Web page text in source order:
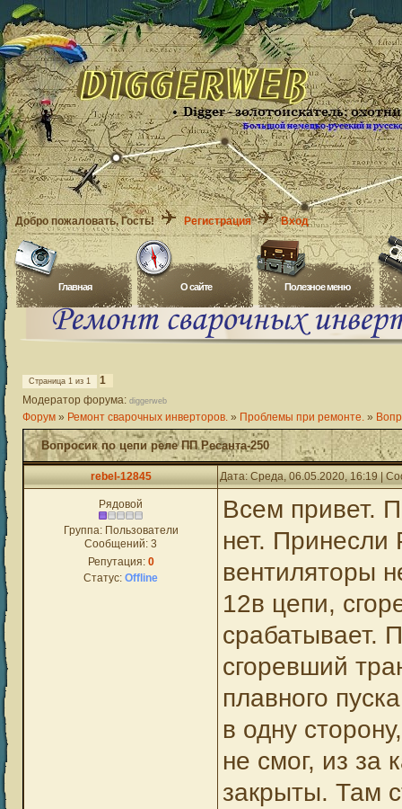
Добро пожаловать, Гость! Регистрация Вход
Главная O сайте Полезное меню
Страница 1 из 1
1
Модератор форума: diggerweb
Форум » Ремонт сварочных инверторов. » Проблемы при ремонте. »
Вопросик по цепи реле ПП Ресанта-250
rebel-12845 Дата: Среда, 06.05.2020, 16:19 |
Рядовой
Группа: Пользователи
Сообщений: 3
Репутация: 0
Статус: Offline
Всем привет.
нет. Принесли
вентиляторы
12в цепи,
срабатывает.
сгоревший
плавного
в одну
не смог, из за
закрыты. Там